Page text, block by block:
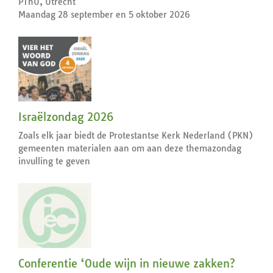
Maandag 28 september en 5 oktober 2026
Israëlzondag 2026
Zoals elk jaar biedt de Protestantse Kerk Nederland (PKN)
gemeenten materialen aan om aan deze themazondag
invulling te geven
Conferentie ‘Oude wijn in nieuwe zakken?